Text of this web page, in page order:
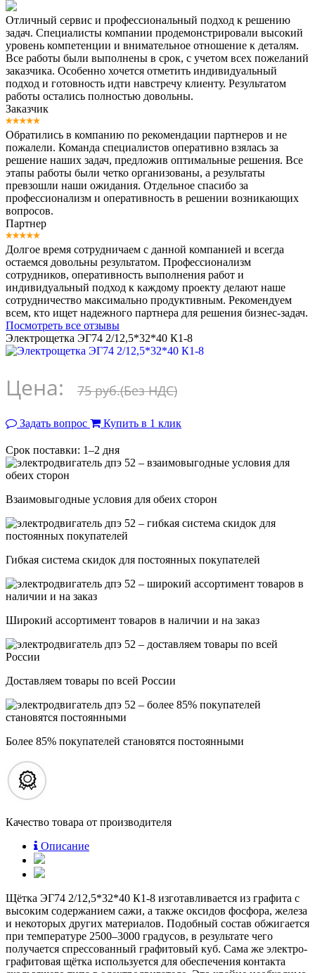
Отличный сервис и профессиональный подход к решению
задач. Специалисты компании продемонстрировали высокий
уровень компетенции и внимательное отношение к деталям.
Все работы были выполнены в срок, с учетом всех пожеланий
заказчика. Особенно хочется отметить индивидуальный
подход и готовность идти навстречу клиенту. Результатом
работы остались полностью довольны.
Заказчик
Обратились в компанию по рекомендации партнеров и не
пожалели. Команда специалистов оперативно взялась за
решение наших задач, предложив оптимальные решения. Все
этапы работы были четко организованы, а результаты
превзошли наши ожидания. Отдельное спасибо за
профессионализм и оперативность в решении возникающих
вопросов.
Партнер
Долгое время сотрудничаем с данной компанией и всегда
остаемся довольны результатом. Профессионализм
сотрудников, оперативность выполнения работ и
индивидуальный подход к каждому проекту делают наше
сотрудничество максимально продуктивным. Рекомендуем
всем, кто ищет надежного партнера для решения бизнес-задач.
Посмотреть все отзывы
Электрощетка ЭГ74 2/12,5*32*40 К1-8
Цена: 75 руб.(Без НДС)
Задать вопрос Купить в 1 клик
Срок поставки: 1–2 дня
Взаимовыгодные условия для обеих сторон
Гибкая система скидок для постоянных покупателей
Широкий ассортимент товаров в наличии и на заказ
Доставляем товары по всей России
Более 85% покупателей становятся постоянными
Качество товара от производителя
Описание
Щётка ЭГ74 2/12,5*32*40 К1-8 изготавливается из графита с
высоким содержанием сажи, а также оксидов фосфора, железа
и некоторых других материалов. Подобный состав обжигается
при температуре 2500–3000 градусов, в результате чего
получается спрессованный графитовый куб. Сама же электро-
графитовая щётка используется для обеспечения контакта